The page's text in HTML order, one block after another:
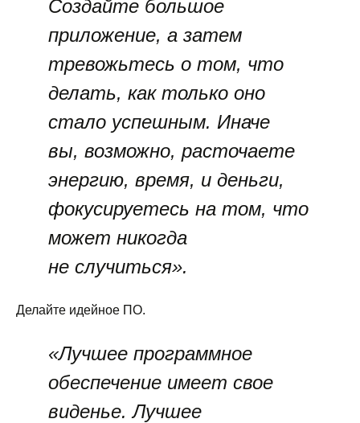
Создайте большое
приложение, а затем
тревожьтесь о том, что
делать, как только оно
стало успешным. Иначе
вы, возможно, расточаете
энергию, время, и деньги,
фокусируетесь на том, что
может никогда
не случиться».
Делайте идейное ПО.
«Лучшее программное
обеспечение имеет свое
виденье. Лучшее